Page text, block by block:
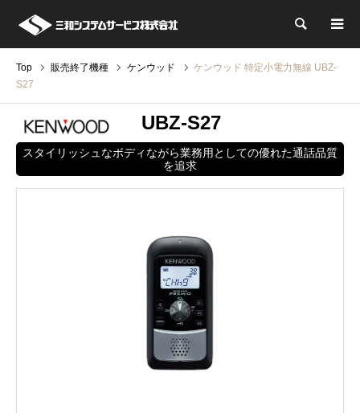
検索
Top 販売終了機種 ケンウッド
ケンウッド 特定小電力無線 UBZ-
S27
UBZ-S27
スタイリッシュなボディながら業務用としての優れた通話品質
を追求